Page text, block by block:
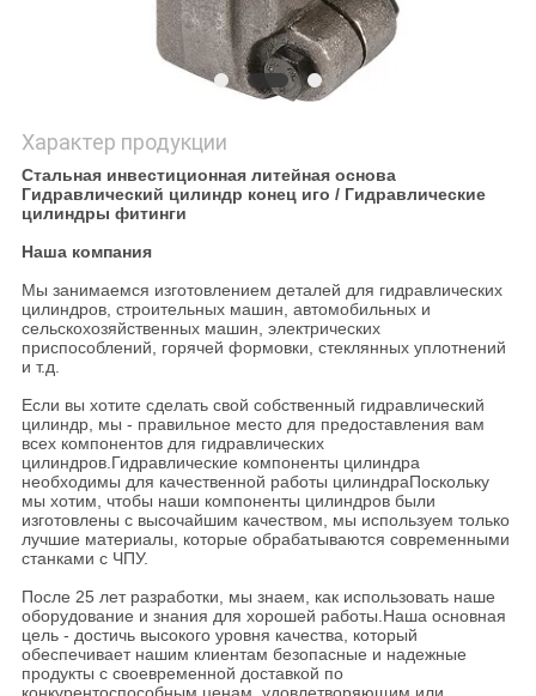
Характер продукции
Стальная инвестиционная литейная основа
Гидравлический цилиндр конец иго / Гидравлические
цилиндры фитинги
Наша компания
Мы занимаемся изготовлением деталей для гидравлических
цилиндров, строительных машин, автомобильных и
сельскохозяйственных машин, электрических
приспособлений, горячей формовки, стеклянных уплотнений
и т.д.
Если вы хотите сделать свой собственный гидравлический
цилиндр, мы - правильное место для предоставления вам
всех компонентов для гидравлических
цилиндров.Гидравлические компоненты цилиндра
необходимы для качественной работы цилиндраПоскольку
мы хотим, чтобы наши компоненты цилиндров были
изготовлены с высочайшим качеством, мы используем только
лучшие материалы, которые обрабатываются современными
станками с ЧПУ.
После 25 лет разработки, мы знаем, как использовать наше
оборудование и знания для хорошей работы.Наша основная
цель - достичь высокого уровня качества, который
обеспечивает нашим клиентам безопасные и надежные
продукты с своевременной доставкой по